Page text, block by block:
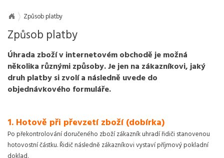
Způsob platby
Způsob platby
Úhrada zboží v internetovém obchodě je možná
několika různými způsoby. Je jen na zákazníkovi, jaký
druh platby si zvolí a následně uvede do
objednávkového formuláře.
1. Hotově při převzetí zboží (dobírka)
Po překontrolování doručeného zboží zákazník uhradí řidiči stanovenou
hotovostní částku. Řidič následně zákazníkovi vystaví příjmový pokladní